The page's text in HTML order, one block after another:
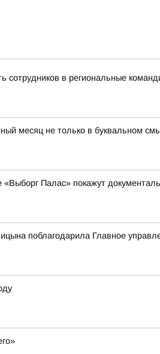
сотрудников в региональные
не только в буквальном
«Выборг Палас» покажут
поблагодарила Главное